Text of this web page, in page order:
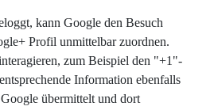
kann Google den Besuch
Profil unmittelbar zuordnen.
zum Beispiel den "+1"-
Information ebenfalls
übermittelt und dort